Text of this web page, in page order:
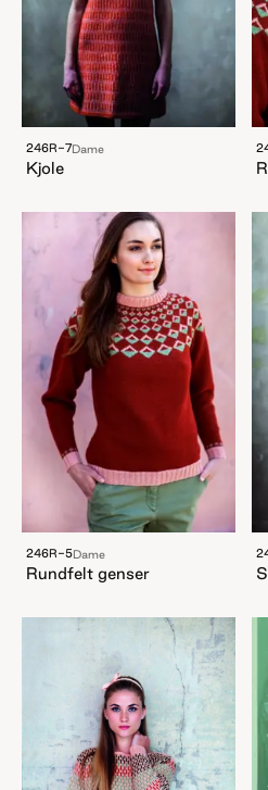
246R-7Dame
Kjole
246R-5Dame
Rundfelt genser